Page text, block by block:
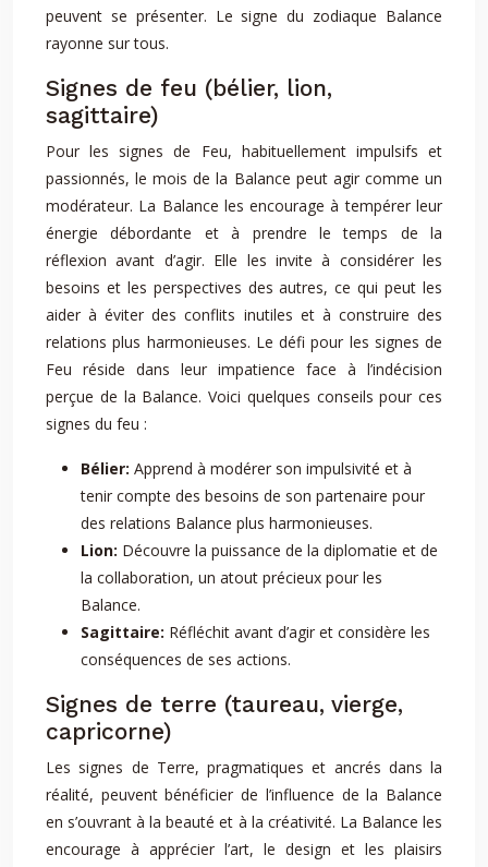
peuvent se présenter. Le signe du zodiaque Balance
rayonne sur tous.
Signes de feu (bélier, lion,
sagittaire)
Pour les signes de Feu, habituellement impulsifs et
passionnés, le mois de la Balance peut agir comme un
modérateur. La Balance les encourage à tempérer leur
énergie débordante et à prendre le temps de la
réflexion avant d’agir. Elle les invite à considérer les
besoins et les perspectives des autres, ce qui peut les
aider à éviter des conflits inutiles et à construire des
relations plus harmonieuses. Le défi pour les signes de
Feu réside dans leur impatience face à l’indécision
perçue de la Balance. Voici quelques conseils pour ces
signes du feu :
Bélier: Apprend à modérer son impulsivité et à
tenir compte des besoins de son partenaire pour
des relations Balance plus harmonieuses.
Lion: Découvre la puissance de la diplomatie et de
la collaboration, un atout précieux pour les
Balance.
Sagittaire: Réfléchit avant d’agir et considère les
conséquences de ses actions.
Signes de terre (taureau, vierge,
capricorne)
Les signes de Terre, pragmatiques et ancrés dans la
réalité, peuvent bénéficier de l’influence de la Balance
en s’ouvrant à la beauté et à la créativité. La Balance les
encourage à apprécier l’art, le design et les plaisirs